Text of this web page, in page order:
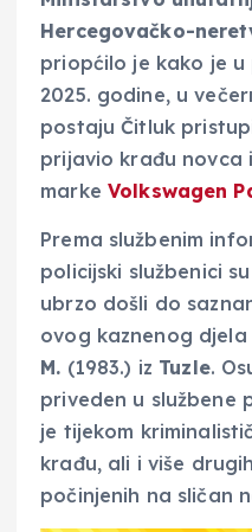
Hercegovačko-
priopćilo je kako je
2025. godine, u
postaju Čitluk
prijavio krađu novca
marke Volkswagen
Prema službenim
policijski službenici
ubrzo došli do
ovog kaznenog djela
M. (1983.) iz Tuzle.
priveden u službene
je tijekom
krađu, ali i više
počinjenih na sličan